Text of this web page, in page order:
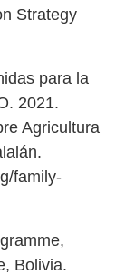
Strategy
para la
2021.
Agricultura
family-
Bolivia.